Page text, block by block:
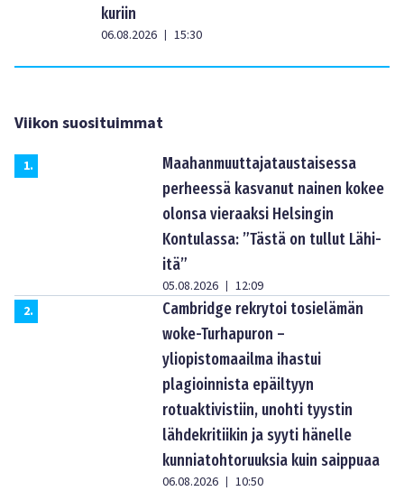
kuriin
06.08.2026 | 15:30
Viikon suosituimmat
1.
Maahanmuuttajataustaisessa
perheessä kasvanut nainen kokee
olonsa vieraaksi Helsingin
Kontulassa: ”Tästä on tullut Lähi-
itä”
05.08.2026 | 12:09
2.
Cambridge rekrytoi tosielämän
woke-Turhapuron –
yliopistomaailma ihastui
plagioinnista epäiltyyn
rotuaktivistiin, unohti tyystin
lähdekritiikin ja syyti hänelle
kunniatohtoruuksia kuin saippuaa
06.08.2026 | 10:50